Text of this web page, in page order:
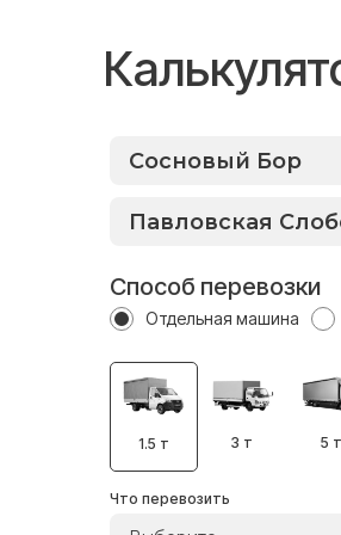
Способ перевозки
Отдельная машина
1.5 т 3 т 5 т
Что перевозить